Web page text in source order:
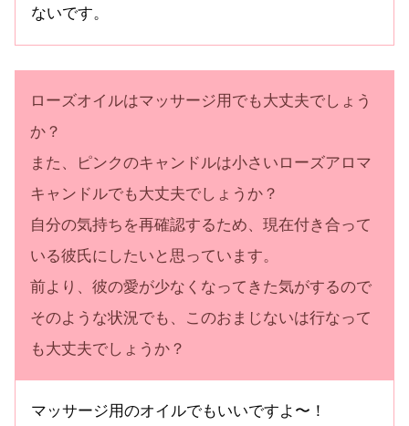
ないです。
ローズオイルはマッサージ用でも大丈夫でしょう
か？
また、ピンクのキャンドルは小さいローズアロマ
キャンドルでも大丈夫でしょうか？
自分の気持ちを再確認するため、現在付き合って
いる彼氏にしたいと思っています。
前より、彼の愛が少なくなってきた気がするので
そのような状況でも、このおまじないは行なって
も大丈夫でしょうか？
マッサージ用のオイルでもいいですよ〜！